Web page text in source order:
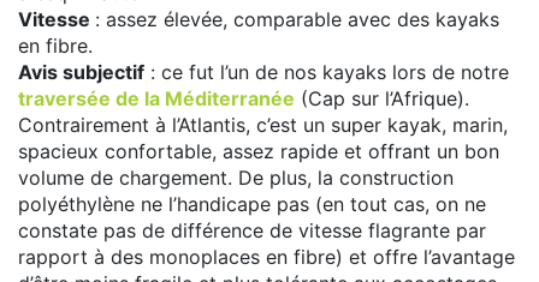
Vitesse : assez élevée, comparable avec des kayaks
en fibre.
Avis subjectif : ce fut l’un de nos kayaks lors de notre
traversée de la Méditerranée (Cap sur l’Afrique).
Contrairement à l’Atlantis, c’est un super kayak, marin,
spacieux confortable, assez rapide et offrant un bon
volume de chargement. De plus, la construction
polyéthylène ne l’handicape pas (en tout cas, on ne
constate pas de différence de vitesse flagrante par
rapport à des monoplaces en fibre) et offre l’avantage